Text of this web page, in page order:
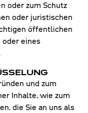
oder zum Schutz
oder juristischen
öffentlichen
oder eines
und zum
Inhalte, wie zum
die Sie an uns als